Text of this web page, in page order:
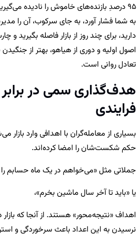
95 درصدِ بازنده‌های خاموش را نادیده
به شما فشار آورد، به جای سرکوب، آن را
دارید، برای چند روز از بازار فاصله بگیرید و
اصول اولیه و دوری از هیاهو، بهتر از جنگیدن
تعادل روانی است.
هدف‌گذاری سمی در
فرایندی
بسیاری از معامله‌گران با اهدافی وارد بازار
حکم شکست‌شان را امضا کرده‌اند.
جملاتی مثل «می‌خواهم در یک ماه حسابم را
یا «باید تا آخر سال ماشین بخرم»،
اهداف «نتیجه‌محور» هستند. از آنجا که
نرسیدن به این اعداد باعث سرخوردگی و